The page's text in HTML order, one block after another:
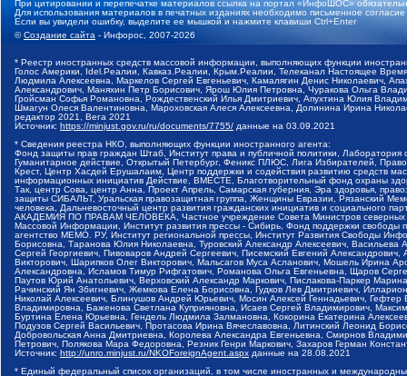
При цитировании и перепечатке материалов ссылка на портал «ИнфоШОС»
Для использования материалов в печатных изданиях необходимо письменное
Если вы увидели ошибку, выделите ее мышкой и нажмите клавиши Ctrl+Enter
©Создание сайта - Инфорос, 2007-2026
* Реестр иностранных средств массовой информации, выполняющих функции
Голос Америки, Idel.Реалии, Кавказ.Реалии, Крым.Реалии, Телеканал Настоящее
Людмила Алексеевна, Маркелов Сергей Евгеньевич, Камалягин Денис Николаевич,
Александрович, Маняхин Петр Борисович, Ярош Юлия Петровна, Чуракова Ольга
Гройсман Софья Романовна, Рождественский Илья Дмитриевич, Апухтина Юлия
Шмагун Олеся Валентиновна, Мароховская Алеся Алексеевна, Долинина Ирина
редактор 2021, Вега 2021
Источник: https://minjust.gov.ru/ru/documents/7755/ данные на 03.09.2021
* Сведения реестра НКО, выполняющих функции иностранного агента:
Фонд защиты прав граждан Штаб, Институт права и публичной политики,
Гуманитарное действие, Открытый Петербург, Феникс ПЛЮС, Лига Избирателей,
Крест, Центр Хасдей Ерушалаим, Центр поддержки и содействия развитию средств
информационных инициатив Действие, ВМЕСТЕ, Благотворительный фонд охраны
Так, центр Сова, центр Анна, Проект Апрель, Самарская губерния, Эра здоровья,
защиты СИБАЛЬТ, Уральская правозащитная группа, Женщины Евразии, Рязанский
человека, Дальневосточный центр развития гражданских инициатив и социального
АКАДЕМИЯ ПО ПРАВАМ ЧЕЛОВЕКА, Частное учреждение Совета Министров северных
Массовой Информации, Институт развития прессы - Сибирь, Фонд поддержки
агентство МЕМО. РУ, Институт региональной прессы, Институт Развития Свободы
Борисовна, Таранова Юлия Николаевна, Туровский Александр Алексеевич,
Сергей Георгиевич, Пивоваров Андрей Сергеевич, Писемский Евгений
Викторович, Шарипков Олег Викторович, Мальсагов Муса Асланович, Мошель Ирина
Александровна, Исламов Тимур Рифгатович, Романова Ольга Евгеньевна, Щаров
Паутов Юрий Анатольевич, Верховский Александр Маркович, Пислакова-Паркер
Рачинский Ян Збигневич, Жемкова Елена Борисовна, Гудков Лев Дмитриевич,
Николай Алексеевич, Блинушов Андрей Юрьевич, Мосин Алексей Геннадьевич,
Владимировна, Баженова Светлана Куприяновна, Исаев Сергей Владимирович,
Буртина Елена Юрьевна, Гендель Людмила Залмановна, Кокорина Екатерина
Подузов Сергей Васильевич, Протасова Ирина Вячеславовна, Литинский Леонид
Добровольская Анна Дмитриевна, Королева Александра Евгеньевна, Смирнов
Петрович, Полякова Мара Федоровна, Резник Генри Маркович, Захаров Герман
Источник: http://unro.minjust.ru/NKOForeignAgent.aspx данные на 28.08.2021
* Единый федеральный список организаций, в том числе иностранных и